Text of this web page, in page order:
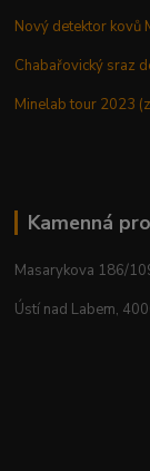
Nový detektor kovů
Chabařovický sraz
Minelab tour 2023
Kamenná
Masarykova 186/
Ústí nad Labem,